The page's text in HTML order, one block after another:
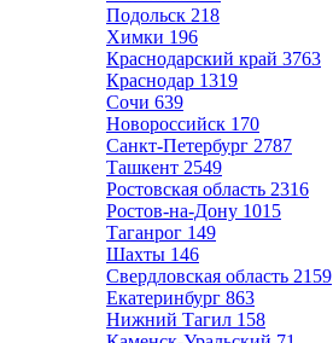
Подольск 218
Химки 196
Краснодарский край 3763
Краснодар 1319
Сочи 639
Новороссийск 170
Санкт-Петербург 2787
Ташкент 2549
Ростовская область 2316
Ростов-на-Дону 1015
Таганрог 149
Шахты 146
Свердловская область 2159
Екатеринбург 863
Нижний Тагил 158